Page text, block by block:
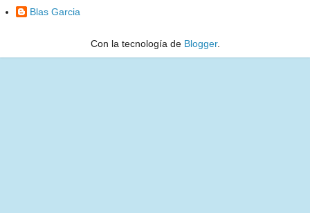
Blas Garcia
Con la tecnología de Blogger.